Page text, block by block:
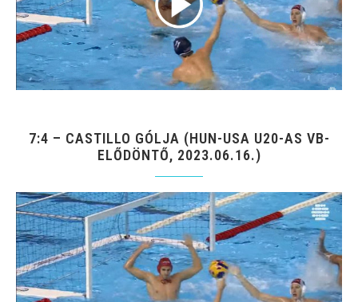
7:4 – CASTILLO GÓLJA (HUN-USA U20-AS VB-
ELŐDÖNTŐ, 2023.06.16.)